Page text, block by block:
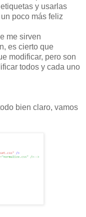
y usarlas
poco más feliz
me sirven
es cierto que
modificar, pero son
todos y cada uno
bien claro, vamos